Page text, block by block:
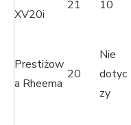
XV20i
21 10
Prestiżow
a Rheema
20
Nie
dotyc
zy